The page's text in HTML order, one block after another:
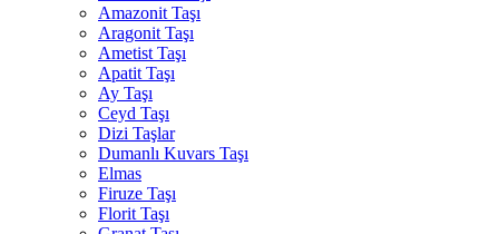
Amazonit Taşı
Aragonit Taşı
Ametist Taşı
Apatit Taşı
Ay Taşı
Ceyd Taşı
Dizi Taşlar
Dumanlı Kuvars Taşı
Elmas
Firuze Taşı
Florit Taşı